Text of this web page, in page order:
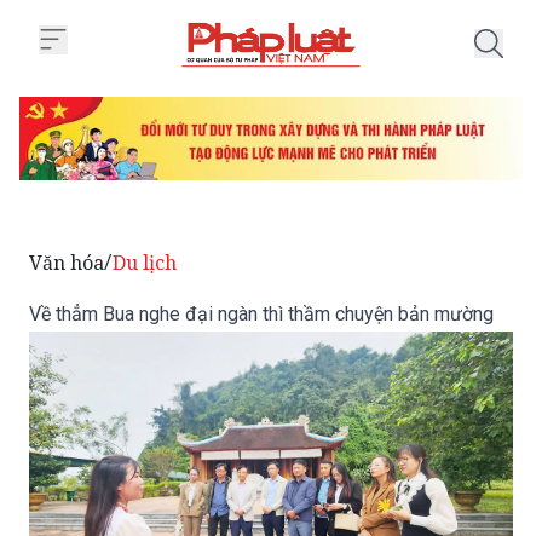
Văn hóa/Du lịch
Về thẳm Bua nghe đại ngàn thì thầm chuyện bản mường